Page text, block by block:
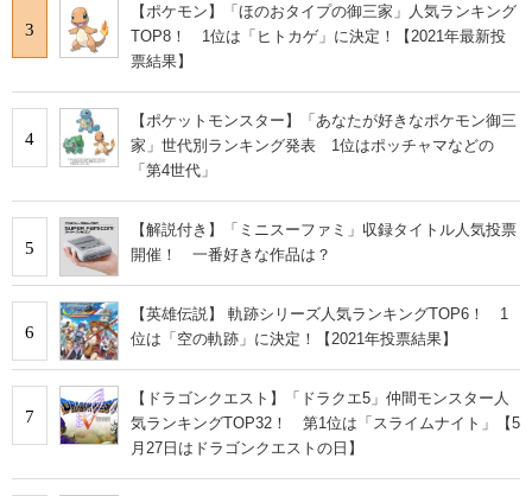
3
【ポケモン】「ほのおタイプの御三家」人気ランキング
TOP8！ 1位は「ヒトカゲ」に決定！【2021年最新投
票結果】
4
【ポケットモンスター】「あなたが好きなポケモン御三
家」世代別ランキング発表 1位はポッチャマなどの
「第4世代」
5
【解説付き】「ミニスーファミ」収録タイトル人気投票
開催！ 一番好きな作品は？
6
【英雄伝説】 軌跡シリーズ人気ランキングTOP6！ 1
位は「空の軌跡」に決定！【2021年投票結果】
7
【ドラゴンクエスト】「ドラクエ5」仲間モンスター人
気ランキングTOP32！ 第1位は「スライムナイト」【5
月27日はドラゴンクエストの日】